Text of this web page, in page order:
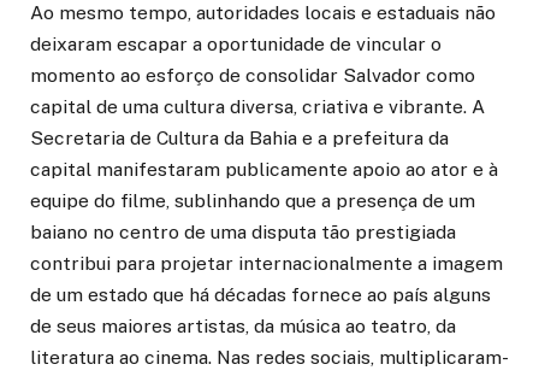
Ao mesmo tempo, autoridades locais e estaduais não
deixaram escapar a oportunidade de vincular o
momento ao esforço de consolidar Salvador como
capital de uma cultura diversa, criativa e vibrante. A
Secretaria de Cultura da Bahia e a prefeitura da
capital manifestaram publicamente apoio ao ator e à
equipe do filme, sublinhando que a presença de um
baiano no centro de uma disputa tão prestigiada
contribui para projetar internacionalmente a imagem
de um estado que há décadas fornece ao país alguns
de seus maiores artistas, da música ao teatro, da
literatura ao cinema. Nas redes sociais, multiplicaram-